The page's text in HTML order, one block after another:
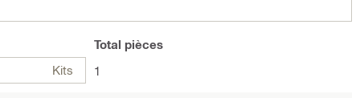
Kits
Total pièces
1